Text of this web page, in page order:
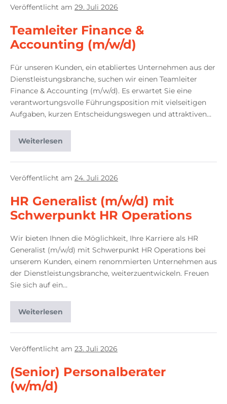
Veröffentlicht am 29. Juli 2026
Teamleiter Finance &
Accounting (m/w/d)
Für unseren Kunden, ein etabliertes Unternehmen aus der
Dienstleistungsbranche, suchen wir einen Teamleiter
Finance & Accounting (m/w/d). Es erwartet Sie eine
verantwortungsvolle Führungsposition mit vielseitigen
Aufgaben, kurzen Entscheidungswegen und attraktiven…
Weiterlesen
Veröffentlicht am 24. Juli 2026
HR Generalist (m/w/d) mit
Schwerpunkt HR Operations
Wir bieten Ihnen die Möglichkeit, Ihre Karriere als HR
Generalist (m/w/d) mit Schwerpunkt HR Operations bei
unserem Kunden, einem renommierten Unternehmen aus
der Dienstleistungsbranche, weiterzuentwickeln. Freuen
Sie sich auf ein…
Weiterlesen
Veröffentlicht am 23. Juli 2026
(Senior) Personalberater
(w/m/d)